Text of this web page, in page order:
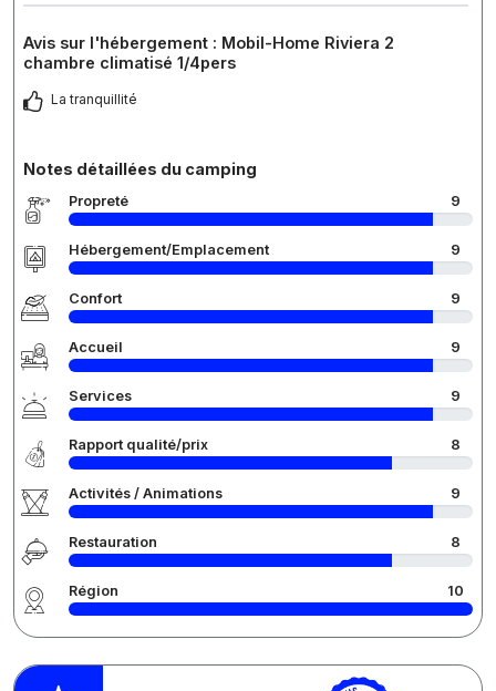
Avis sur l'hébergement : Mobil-Home Riviera 2
chambre climatisé 1/4pers
La tranquillité
Notes détaillées du camping
Propreté 9
Hébergement/Emplacement 9
Confort 9
Accueil 9
Services 9
Rapport qualité/prix 8
Activités / Animations 9
Restauration 8
Région 10